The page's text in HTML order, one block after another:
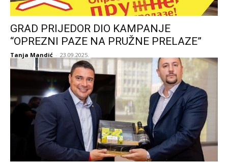
GRAD PRIJEDOR DIO KAMPANJE
“OPREZNI PAZE NA PRUŽNE PRELAZE”
Tanja Mandić - 23.09.2025.